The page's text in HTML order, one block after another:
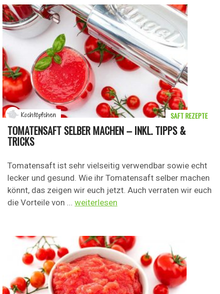
TOMATENSAFT SELBER MACHEN – INKL. TIPPS &
TRICKS
Tomatensaft ist sehr vielseitig verwendbar sowie echt
lecker und gesund. Wie ihr Tomatensaft selber machen
könnt, das zeigen wir euch jetzt. Auch verraten wir euch
die Vorteile von ... weiterlesen
SAFT REZEPTE
Kochtöpfchen